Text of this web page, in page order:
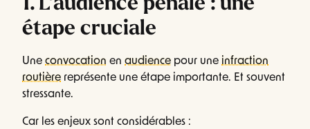
1. L’audience pénale : une
étape cruciale
Une convocation en audience pour une infraction
routière représente une étape importante. Et souvent
stressante.
Car les enjeux sont considérables :